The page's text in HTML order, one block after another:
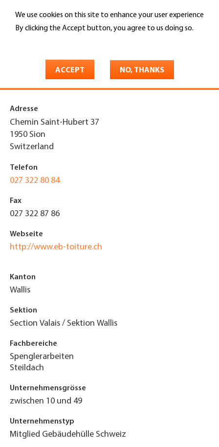
We use cookies on this site to enhance your user experience
By clicking the Accept button, you agree to us doing so.
ACCEPT NO, THANKS
main
Search
Edouard Bovier Toiture SA
Adresse
Chemin Saint-Hubert 37
1950 Sion
Switzerland
Telefon
027 322 80 84
Fax
027 322 87 86
Webseite
http://www.eb-toiture.ch
Kanton
Wallis
Sektion
Section Valais / Sektion Wallis
Fachbereiche
Spenglerarbeiten
Steildach
Unternehmensgrösse
zwischen 10 und 49
Unternehmenstyp
Mitglied Gebäudehülle Schweiz